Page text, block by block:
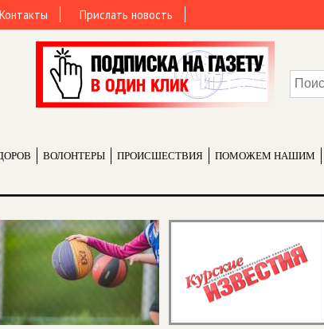
Контакты Прислать новость
ВОЛОНТЕРЫ ПРОИCШЕСТВИЯ ПОМОЖЕМ НАШИМ